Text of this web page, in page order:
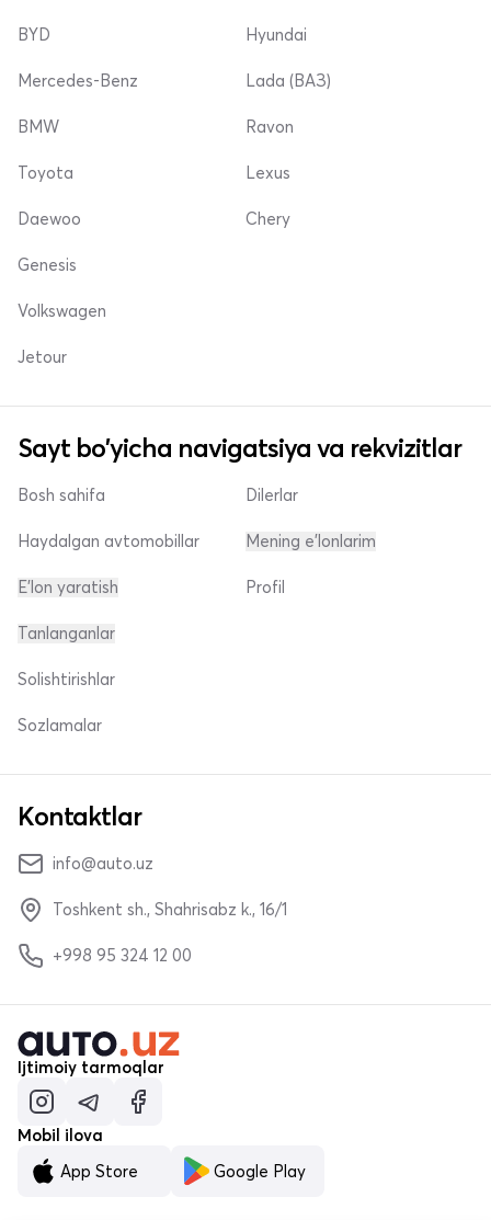
BYD
Mercedes-Benz
Hyundai
Lada (ВАЗ)
BMW
Toyota
Daewoo
Ravon
Lexus
Chery
Genesis
Volkswagen
Jetour
Sayt bo'yicha navigatsiya va rekvizitlar
Bosh sahifa
Haydalgan avtomobillar
E'lon yaratish
Dilerlar
Mening e'lonlarim
Profil
Tanlanganlar
Solishtirishlar
Sozlamalar
Kontaktlar
info@auto.uz
Toshkent sh., Shahrisabz k., 16/1
+998 95 324 12 00
Ijtimoiy tarmoqlar
Mobil ilova
App Store
Google Play